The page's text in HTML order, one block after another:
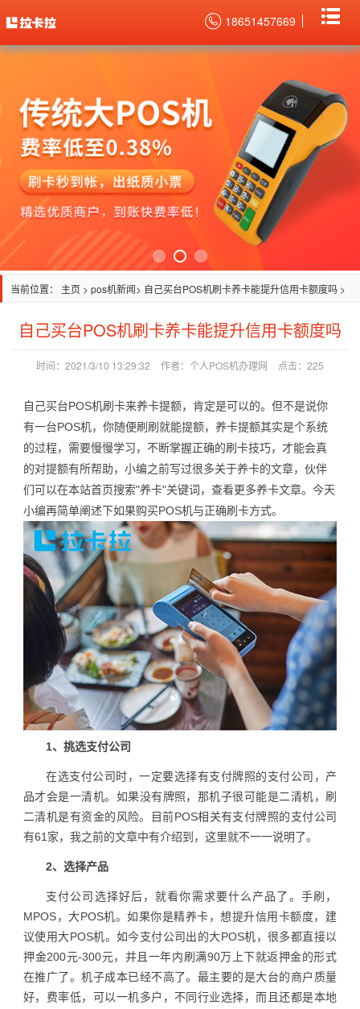
18651457669
当前位置： 主页 > pos机新闻> 自己买台POS机刷卡养卡能提升信用卡额度吗 >
自己买台POS机刷卡养卡能提升信用卡额度吗
时间：2021/3/10 13:29:32 作者：个人POS机办理网 点击： 225
自己买台POS机刷卡来养卡提额，肯定是可以的。但不是说你
有一台POS机，你随便刷刷就能提额，养卡提额其实是个系统
的过程，需要慢慢学习，不断掌握正确的刷卡技巧，才能会真
的对提额有所帮助，小编之前写过很多关于养卡的文章，伙伴
们可以在本站首页搜索"养卡"关键词，查看更多养卡文章。今天
小编再简单阐述下如果购买POS机与正确刷卡方式。
1、挑选支付公司
在选支付公司时，一定要选择有支付牌照的支付公司，产
品才会是一清机。如果没有牌照，那机子很可能是二清机，刷
二清机是有资金的风险。目前POS相关有支付牌照的支付公司
有61家，我之前的文章中有介绍到，这里就不一一说明了。
2、选择产品
支付公司选择好后，就看你需求要什么产品了。手刷，
MPOS，大POS机。如果你是精养卡，想提升信用卡额度，建
议使用大POS机。如今支付公司出的大POS机，很多都直接以
押金200元-300元，并且一年内刷满90万上下就返押金的形式
在推广了。机子成本已经不高了。最主要的是大台的商户质量
好，费率低，可以一机多户，不同行业选择，而且还都是本地